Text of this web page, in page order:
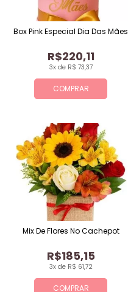
COMPRAR
3x de R$ 73,37
R$220,11
Box Pink Especial Dia Das Mães
COMPRAR
3x de R$ 61,72
R$185,15
Mix De Flores No Cachepot